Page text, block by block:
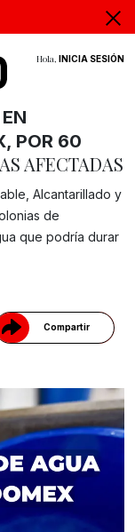
Hola, INICIA SESIÓN
Compartir
Gracias!
POR 60
AFECTADAS
Alcantarillado y
de
que podría durar